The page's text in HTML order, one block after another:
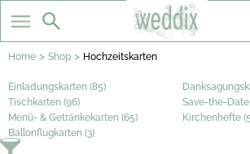
Home > Shop > Hochzeitskarten
Einladungskarten (85)
Tischkarten (96)
Save-the-Date
Menü- & Getränkekarten (65)
Kirchenhefte
Ballonflugkarten (3)